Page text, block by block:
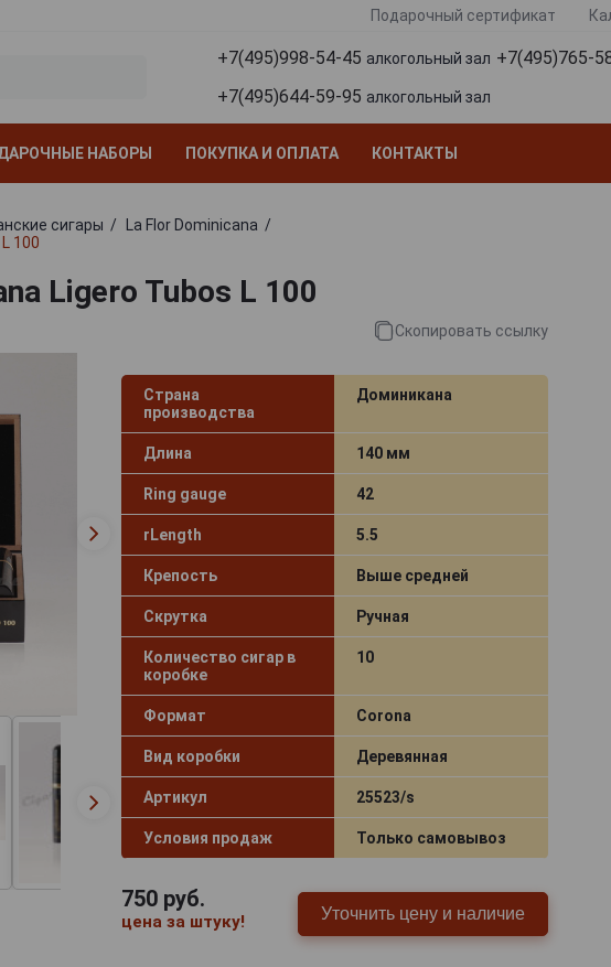
Подарочный сертификат
+7(495)998-54-45 алкогольный зал +7(495)765-
+7(495)644-59-95 алкогольный зал
НАБОРЫ ПОКУПКА И ОПЛАТА КОНТАКТЫ
сигары
La Flor Dominicana
100
Ligero Tubos L 100
Скопировать ссылку
Страна
производства
Доминикана
Длина 140 мм
Ring gauge 42
rLength 5.5
Крепость Выше средней
Скрутка Ручная
Количество сигар в
коробке
10
Формат Corona
Вид коробки Деревянная
Артикул 25523/s
Условия продаж Только самовывоз
750руб.
цена за штуку! Уточнить цену и наличие